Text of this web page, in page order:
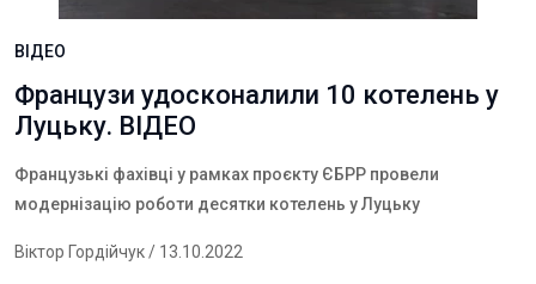
ВІДЕО
Французи удосконалили 10 котелень у
Луцьку. ВІДЕО
Французькі фахівці у рамках проєкту ЄБРР провели
модернізацію роботи десятки котелень у Луцьку
Віктор Гордійчук/ 13.10.2022